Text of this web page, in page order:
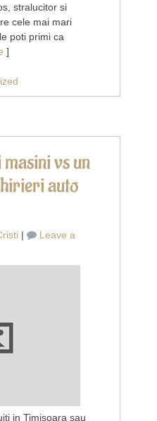
stralucitor si
cele mai mari
poti primi ca
]
vs un
auto
|
Leave a
in Timisoara sau